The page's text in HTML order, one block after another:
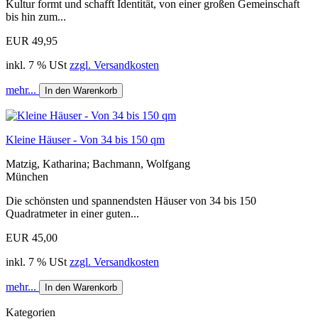
Kultur formt und schafft Identität, von einer großen Gemeinschaft
bis hin zum...
EUR 49,95
inkl. 7 % USt zzgl. Versandkosten
mehr... In den Warenkorb
Kleine Häuser - Von 34 bis 150 qm
Matzig, Katharina; Bachmann, Wolfgang
München
Die schönsten und spannendsten Häuser von 34 bis 150
Quadratmeter in einer guten...
EUR 45,00
inkl. 7 % USt zzgl. Versandkosten
mehr... In den Warenkorb
Kategorien